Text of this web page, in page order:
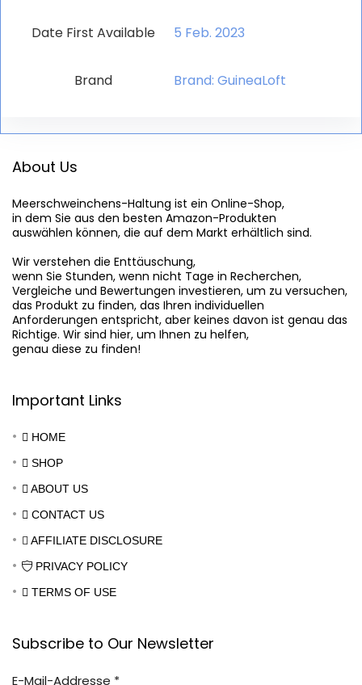
Date First Available 5 Feb. 2023
Brand Brand: GuineaLoft
About Us
Meerschweinchens-Haltung ist ein Online-Shop,
in dem Sie aus den besten Amazon-Produkten
auswählen können, die auf dem Markt erhältlich sind.
Wir verstehen die Enttäuschung,
wenn Sie Stunden, wenn nicht Tage in Recherchen,
Vergleiche und Bewertungen investieren, um zu versuchen,
das Produkt zu finden, das Ihren individuellen
Anforderungen entspricht, aber keines davon ist genau das
Richtige. Wir sind hier, um Ihnen zu helfen,
genau diese zu finden!
Important Links
HOME
SHOP
ABOUT US
CONTACT US
AFFILIATE DISCLOSURE
PRIVACY POLICY
TERMS OF USE
Subscribe to Our Newsletter
E-Mail-Addresse *